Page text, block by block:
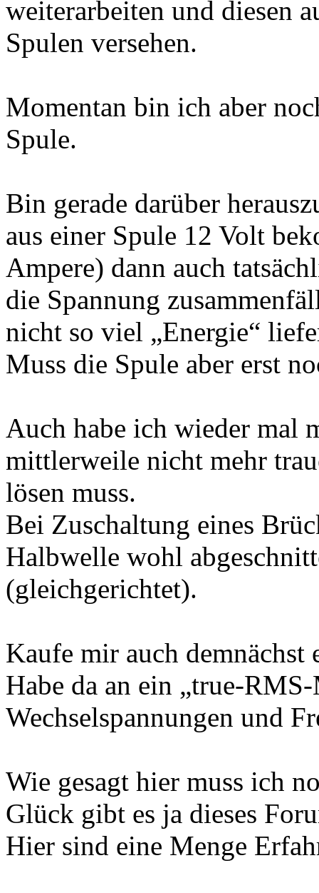
weiterarbeiten und diesen
Spulen versehen.
Momentan bin ich aber
Spule.
Bin gerade darüber
aus einer Spule 12 Volt
Ampere) dann auch
die Spannung
nicht so viel „Energie“
Muss die Spule aber erst
Auch habe ich wieder mal
mittlerweile nicht mehr
lösen muss.
Bei Zuschaltung eines
Halbwelle wohl
(gleichgerichtet).
Kaufe mir auch demnächst
Habe da an ein „true-
Wechselspannungen und
Wie gesagt hier muss ich
Glück gibt es ja dieses
Hier sind eine Menge